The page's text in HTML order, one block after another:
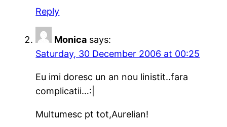
Reply
Monica says:
Saturday, 30 December 2006 at 00:25
Eu imi doresc un an nou linistit..fara
complicatii…:|
Multumesc pt tot,Aurelian!